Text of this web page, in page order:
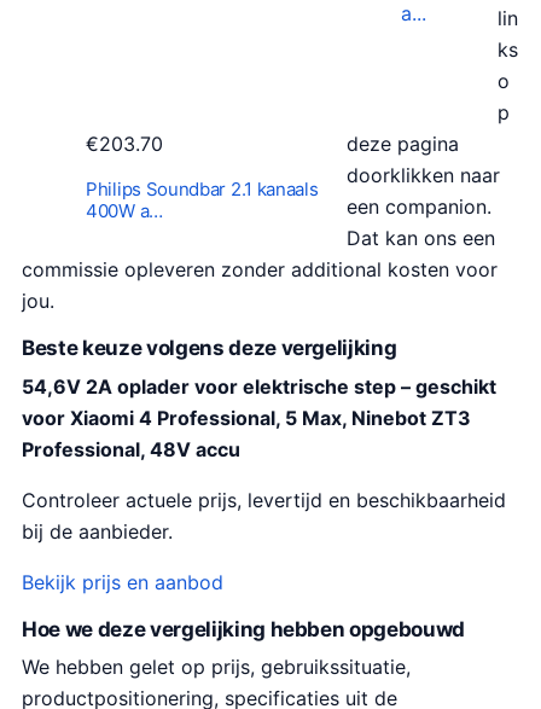
€203.70
Philips Soundbar 2.1 kanaals
400W a…
lin
ks
o
p
deze pagina
doorklikken naar
een companion.
Dat kan ons een
commissie opleveren zonder additional kosten voor
jou.
Beste keuze volgens deze vergelijking
54,6V 2A oplader voor elektrische step – geschikt
voor Xiaomi 4 Professional, 5 Max, Ninebot ZT3
Professional, 48V accu
Controleer actuele prijs, levertijd en beschikbaarheid
bij de aanbieder.
Bekijk prijs en aanbod
Hoe we deze vergelijking hebben opgebouwd
We hebben gelet op prijs, gebruikssituatie,
productpositionering, specificaties uit de